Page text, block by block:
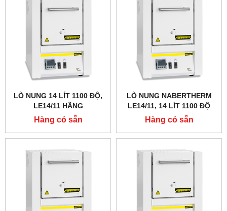
LÒ NUNG 14 LÍT 1100 ĐỘ,
LE14/11 HÃNG
NABERTHERM - ĐỨC
Hàng có sẵn
LÒ NUNG NABERTHERM
LE14/11, 14 LÍT 1100 ĐỘ
Hàng có sẵn